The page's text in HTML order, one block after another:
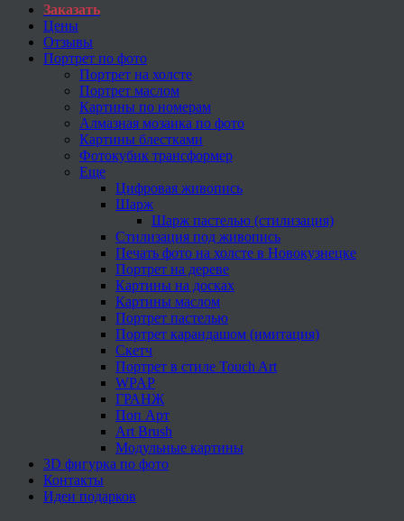
Заказать
Цены
Отзывы
Портрет по фото
Портрет на холсте
Портрет маслом
Картины по номерам
Алмазная мозаика по фото
Картины блестками
Фотокубик трансформер
Еще
Цифровая живопись
Шарж
Шарж пастелью (стилизация)
Стилизация под живопись
Печать фото на холсте в Новокузнецке
Портрет на дереве
Картины на досках
Картины маслом
Портрет пастелью
Портрет карандашом (имитация)
Скетч
Портрет в стиле Touch Art
WPAP
ГРАНЖ
Поп Арт
Art Brush
Модульные картины
3D фигурка по фото
Контакты
Идеи подарков